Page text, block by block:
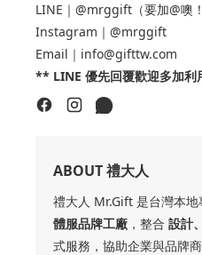
LINE｜@mrggift（要加@噢！
Instagram｜@mrggift
Email｜info@gifttw.com
** LINE 優先回覆歡迎多加
ABOUT 禮大人
禮大人 Mr.Gift 是台灣本地
體服品牌工廠 ，整合 設計
式服務，協助企業與品牌